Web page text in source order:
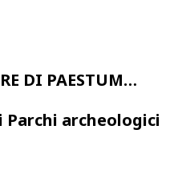
DI PAESTUM…
archeologici